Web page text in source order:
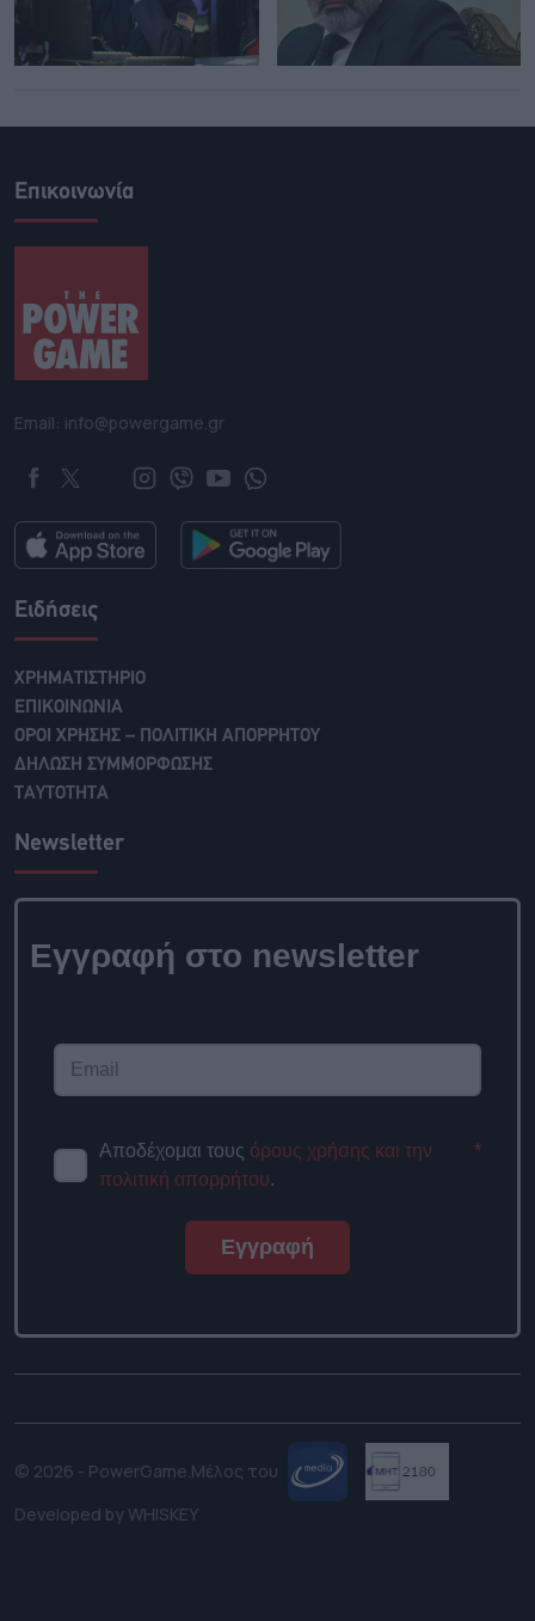
Επικοινωνία
Email: info@powergame.gr
Ειδήσεις
ΧΡΗΜΑΤΙΣΤΗΡΙΟ
ΕΠΙΚΟΙΝΩΝΙΑ
ΟΡΟΙ ΧΡΗΣΗΣ – ΠΟΛΙΤΙΚΗ ΑΠΟΡΡΗΤΟΥ
ΔΗΛΩΣΗ ΣΥΜΜΟΡΦΩΣΗΣ
ΤΑΥΤΟΤΗΤΑ
Newsletter
Εγγραφή στο newsletter
Αποδέχομαι τους όρους χρήσης και την
πολιτική απορρήτου.
*
Εγγραφή
© 2026 - PowerGame.Μέλος του
Developed by WHISKEY